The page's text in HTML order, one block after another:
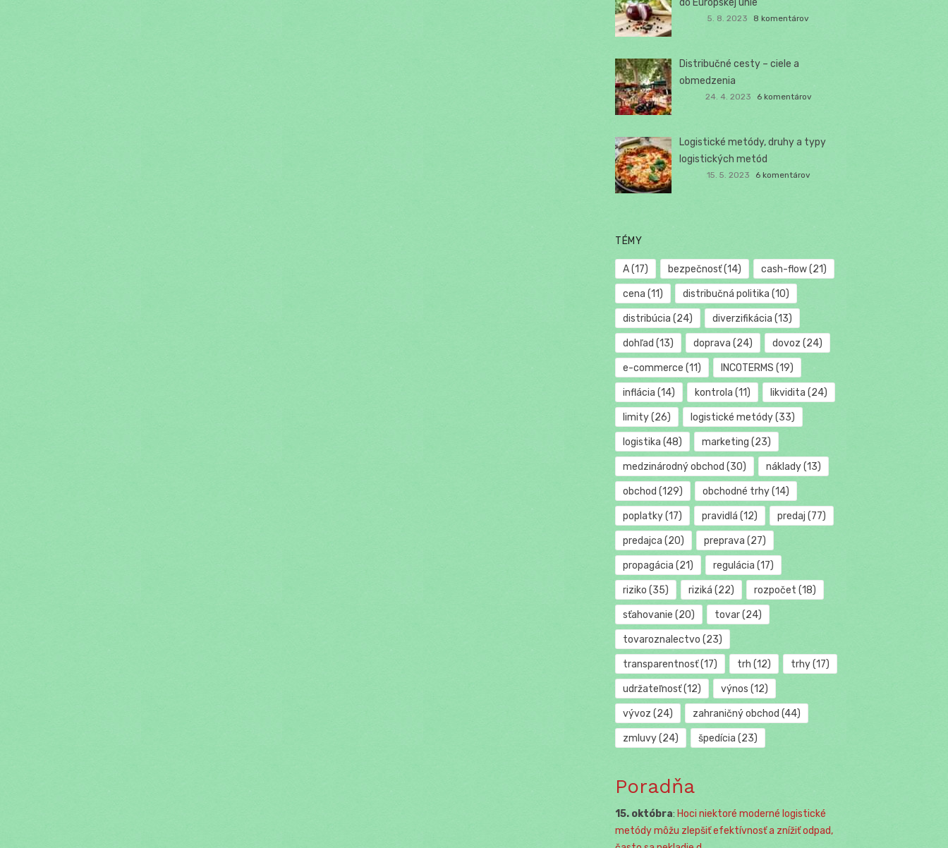
5. 8. 2023 8 komentárov
Distribučné cesty – ciele a
obmedzenia
24. 4. 2023 6 komentárov
Logistické metódy, druhy a typy
logistických metód
15. 5. 2023 6 komentárov
TÉMY
A(17) bezpečnosť(14) cash-flow(21)
cena (11) distribučná politika (10)
distribúcia (24) diverzifikácia (13)
dohľad (13) doprava (24) dovoz (24)
e-commerce (11) INCOTERMS (19)
inflácia (14) kontrola (11) likvidita (24)
limity(26) logistické metódy(33)
logistika (48) marketing (23)
medzinárodný obchod (30) náklady(13)
obchod (129) obchodné trhy(14)
poplatky(17) pravidlá (12) predaj (77)
predajca (20) preprava (27)
propagácia (21) regulácia (17)
riziko (35) riziká (22) rozpočet (18)
sťahovanie (20) tovar(24)
tovaroznalectvo (23)
transparentnosť(17) trh (12) trhy(17)
udržateľnosť(12) výnos (12)
vývoz (24) zahraničný obchod (44)
zmluvy(24) špedícia (23)
Poradňa
15. októbra: Hoci niektoré moderné logistické
metódy môžu zlepšiť efektívnosť a znížiť odpad,